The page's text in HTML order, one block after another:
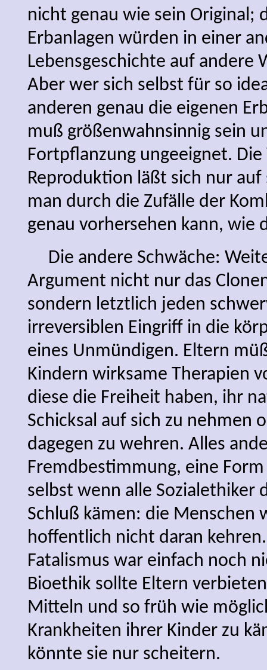
nicht genau wie sein Original;
Erbanlagen würden in einer
Lebensgeschichte auf andere
Aber wer sich selbst für so
anderen genau die eigenen
muß größenwahnsinnig sein
Fortpflanzung ungeeignet.
Reproduktion läßt sich nur
man durch die Zufälle der
genau vorhersehen kann, wie
Die andere Schwäche:
Argument nicht nur das
sondern letztlich jeden
irreversiblen Eingriff in die
eines Unmündigen. Eltern
Kindern wirksame Therapien
diese die Freiheit haben, ihr
Schicksal auf sich zu nehmen
dagegen zu wehren. Alles
Fremdbestimmung, eine
selbst wenn alle Sozialethiker
Schluß kämen: die Menschen
hoffentlich nicht daran
Fatalismus war einfach noch
Bioethik sollte Eltern
Mitteln und so früh wie
Krankheiten ihrer Kinder zu
könnte sie nur scheitern.